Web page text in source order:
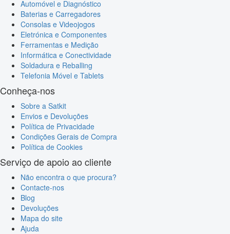
Automóvel e Diagnóstico
Baterias e Carregadores
Consolas e Videojogos
Eletrónica e Componentes
Ferramentas e Medição
Informática e Conectividade
Soldadura e Reballing
Telefonia Móvel e Tablets
Conheça-nos
Sobre a Satkit
Envios e Devoluções
Política de Privacidade
Condições Gerais de Compra
Política de Cookies
Serviço de apoio ao cliente
Não encontra o que procura?
Contacte-nos
Blog
Devoluções
Mapa do site
Ajuda